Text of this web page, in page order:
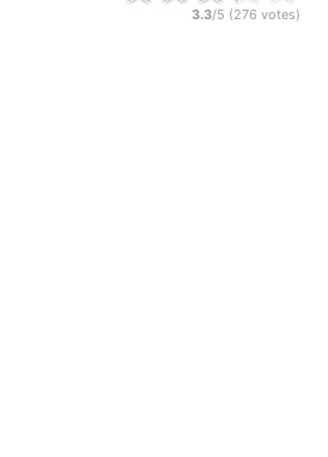
3.3/5 (276 votes)